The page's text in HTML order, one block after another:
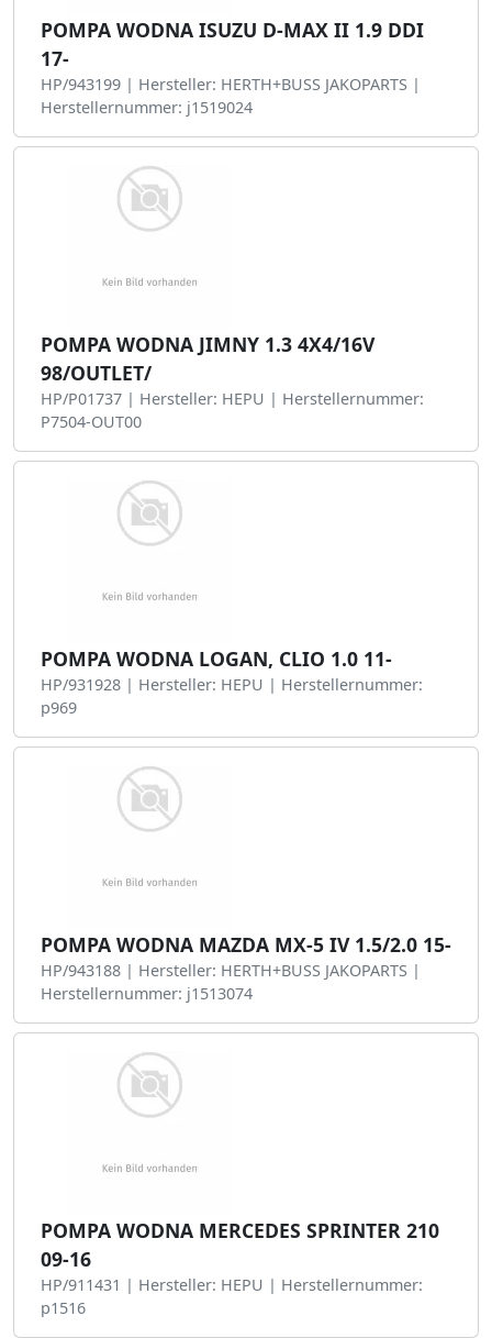
POMPA WODNA ISUZU D-MAX II 1.9 DDI
17-
HP/943199 | Hersteller: HERTH+BUSS JAKOPARTS |
Herstellernummer: j1519024
POMPA WODNA JIMNY 1.3 4X4/16V
98/OUTLET/
HP/P01737 | Hersteller: HEPU | Herstellernummer:
P7504-OUT00
POMPA WODNA LOGAN, CLIO 1.0 11-
HP/931928 | Hersteller: HEPU | Herstellernummer:
p969
POMPA WODNA MAZDA MX-5 IV 1.5/2.0 15-
HP/943188 | Hersteller: HERTH+BUSS JAKOPARTS |
Herstellernummer: j1513074
POMPA WODNA MERCEDES SPRINTER 210
09-16
HP/911431 | Hersteller: HEPU | Herstellernummer:
p1516